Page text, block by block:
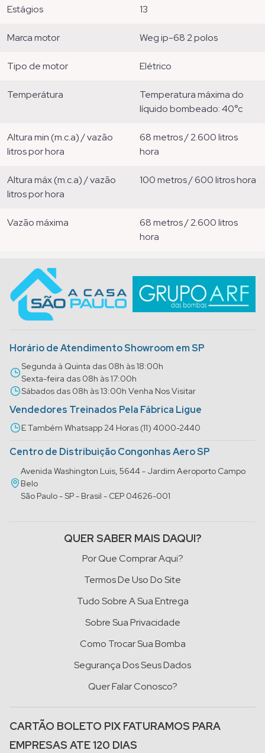
estágios 13
marca motor weg ip-68 2 polos
tipo de motor elétrico
temperátura
temperatura máxima do
líquido bombeado: 40°c
altura min (m.c.a) / vazão
litros por hora
68 metros / 2.600 litros
hora
altura máx (m.c.a) / vazão
litros por hora
100 metros / 600 litros hora
vazão máxima
68 metros / 2.600 litros
hora
Horário de Atendimento Showroom em SP
Segunda à Quinta das 08h às 18:00h
Sexta-feira das 08h às 17:00h
Sábados das 08h às 13:00h Venha Nos Visitar
Vendedores Treinados Pela Fábrica Ligue
E Também Whatsapp 24 Horas (11) 4000-2440
Centro de Distribuição Congonhas Aero SP
Avenida Washington Luis, 5644 - Jardim Aeroporto Campo
Belo
São Paulo - SP - Brasil - CEP 04626-001
QUER SABER MAIS DAQUI?
Por Que Comprar Aqui?
Termos De Uso Do Site
Tudo Sobre A Sua Entrega
Sobre Sua Privacidade
Como Trocar Sua Bomba
Segurança Dos Seus Dados
Quer Falar Conosco?
CARTÃO BOLETO PIX FATURAMOS PARA
EMPRESAS ATE 120 DIAS